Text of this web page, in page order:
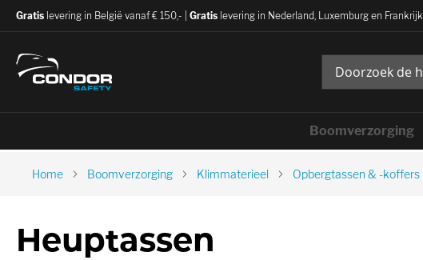
Gratis levering in België vanaf € 150,- | Gratis levering in Nederland, Luxemburg en
Boomverzorging
Home Boomverzorging Klimmaterieel Opbergtassen & -koffers
Heuptassen